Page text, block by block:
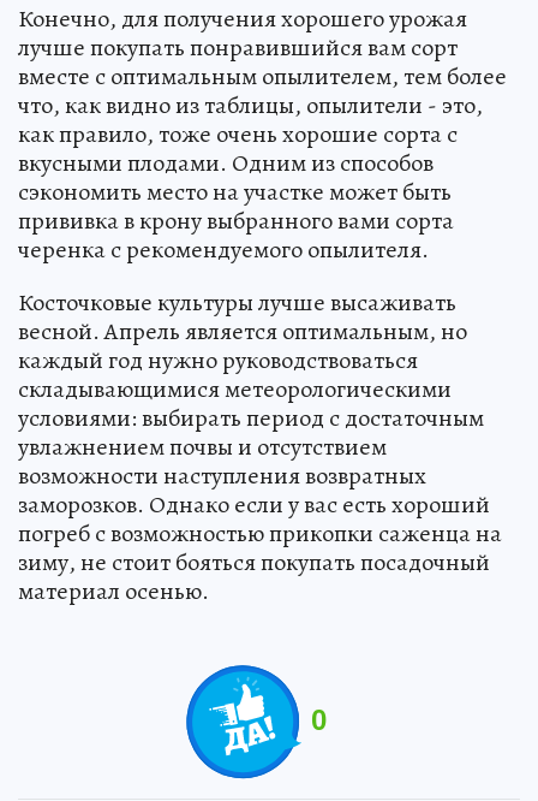
Конечно, для получения хорошего урожая
лучше покупать понравившийся вам сорт
вместе с оптимальным опылителем, тем более
что, как видно из таблицы, опылители - это,
как правило, тоже очень хорошие сорта с
вкусными плодами. Одним из способов
сэкономить место на участке может быть
прививка в крону выбранного вами сорта
черенка с рекомендуемого опылителя.
Косточковые культуры лучше высаживать
весной. Апрель является оптимальным, но
каждый год нужно руководствоваться
складывающимися метеорологическими
условиями: выбирать период с достаточным
увлажнением почвы и отсутствием
возможности наступления возвратных
заморозков. Однако если у вас есть хороший
погреб с возможностью прикопки саженца на
зиму, не стоит бояться покупать посадочный
материал осенью.
0